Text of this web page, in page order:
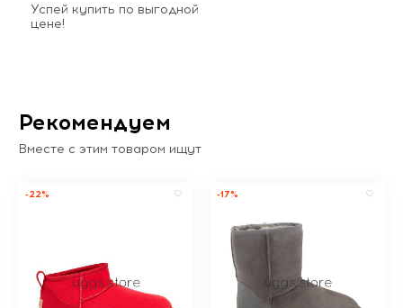
Успей купить по выгодной
цене!
Рекомендуем
Вместе с этим товаром ищут
-22% -17%